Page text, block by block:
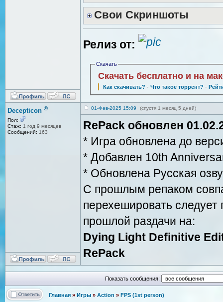
Свои Скриншоты
Релиз от:
Скачать
Скачать бесплатно и на
Как скачивать? · Что такое торрент? ·
Decepticon ®
Пол:
Стаж: 1 год 9 месяцев
Сообщений: 163
01-Фев-2025 15:09 (спустя 1 месяц 5 дней)
RePack обновлен
* Игра обновлена до
* Добавлен 10th
* Обновлена Русская
С прошлым репаком
перехешировать
прошлой раздачи на:
Dying Light Definitive
RePack
Показать сообщения:
Главная » Игры » Action » FPS (1st person)